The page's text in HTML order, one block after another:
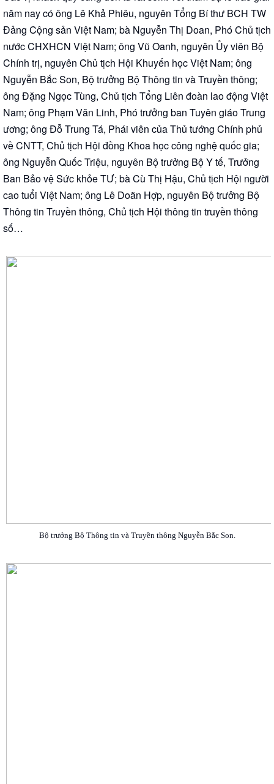
năm nay có ông Lê Khả Phiêu, nguyên Tổng Bí thư BCH TW
Đảng Cộng sản Việt Nam; bà Nguyễn Thị Doan, Phó Chủ tịch
nước CHXHCN Việt Nam; ông Vũ Oanh, nguyên Ủy viên Bộ
Chính trị, nguyên Chủ tịch Hội Khuyến học Việt Nam; ông
Nguyễn Bắc Son, Bộ trưởng Bộ Thông tin và Truyền thông;
ông Đặng Ngọc Tùng, Chủ tịch Tổng Liên đoàn lao động Việt
Nam; ông Phạm Văn Linh, Phó trưởng ban Tuyên giáo Trung
ương; ông Đỗ Trung Tá, Phái viên của Thủ tướng Chính phủ
về CNTT, Chủ tịch Hội đồng Khoa học công nghệ quốc gia;
ông Nguyễn Quốc Triệu, nguyên Bộ trưởng Bộ Y tế, Trưởng
Ban Bảo vệ Sức khỏe TƯ; bà Cù Thị Hậu, Chủ tịch Hội người
cao tuổi Việt Nam; ông Lê Doãn Hợp, nguyên Bộ trưởng Bộ
Thông tin Truyền thông, Chủ tịch Hội thông tin truyền thông
số…
Bộ trưởng Bộ Thông tin và Truyền thông Nguyễn Bắc Son.